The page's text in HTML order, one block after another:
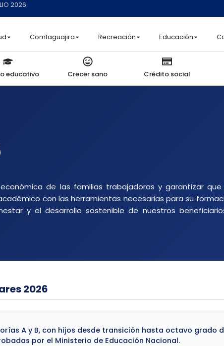
2026
Comfaguajira Recreación Educación
educativo Crecer sano Crédito social
de las familias trabajadoras y garantizar
con las herramientas necesarias para su
y el desarrollo sostenible de nuestros
2026
A y B, con hijos desde transición hasta octavo grado
por el Ministerio de Educación Nacional.